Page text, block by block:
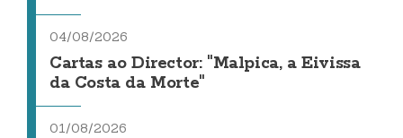
04/08/2026
Cartas ao Director: "Malpica, a Eivissa
da Costa da Morte"
01/08/2026